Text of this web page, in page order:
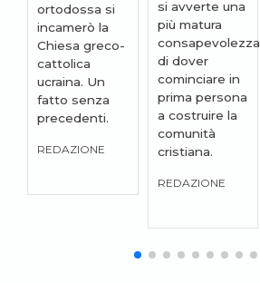
ortodossa si
incamerò la
Chiesa greco-
cattolica
ucraina. Un
fatto senza
precedenti.
REDAZIONE
si avverte una
più matura
consapevolezza
di dover
cominciare in
prima persona
a costruire la
comunità
cristiana.
REDAZIONE